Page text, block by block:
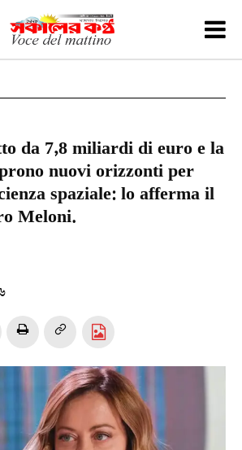
da 7,8 miliardi di euro e la
nuovi orizzonti per
spaziale: lo afferma il
Meloni.